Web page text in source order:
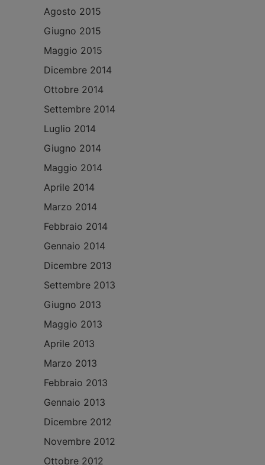
Agosto 2015
Giugno 2015
Maggio 2015
Dicembre 2014
Ottobre 2014
Settembre 2014
Luglio 2014
Giugno 2014
Maggio 2014
Aprile 2014
Marzo 2014
Febbraio 2014
Gennaio 2014
Dicembre 2013
Settembre 2013
Giugno 2013
Maggio 2013
Aprile 2013
Marzo 2013
Febbraio 2013
Gennaio 2013
Dicembre 2012
Novembre 2012
Ottobre 2012